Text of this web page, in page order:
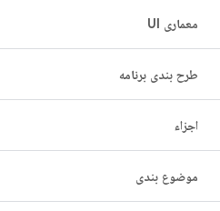
معماری UI
طرح بندی برنامه
اجزاء
موضوع بندی